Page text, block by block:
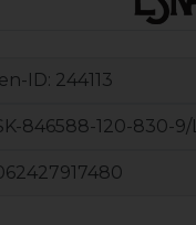
ID: 244113
846588-120-830-9/L